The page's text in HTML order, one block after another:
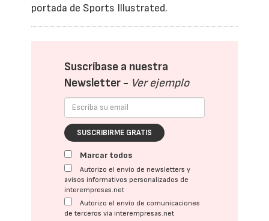
portada de Sports Illustrated.
Suscríbase a nuestra
Newsletter - Ver ejemplo
SUSCRIBIRME GRATIS
Marcar todos
Autorizo el envío de newsletters y
avisos informativos personalizados de
interempresas.net
Autorizo el envío de comunicaciones
de terceros vía interempresas.net